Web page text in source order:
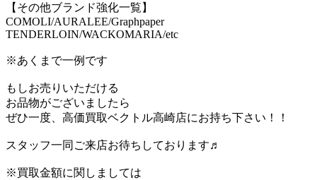
【その他ブランド強化一覧】
COMOLI/AURALEE/Graphpaper
TENDERLOIN/WACKOMARIA/etc
※あくまで一例です
もしお売りいただける
お品物がございましたら
ぜひ一度、高価買取ベクトル高崎店にお持ち下さい！！
スタッフ一同ご来店お待ちしております♬
※買取金額に関しましては